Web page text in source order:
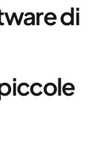
di